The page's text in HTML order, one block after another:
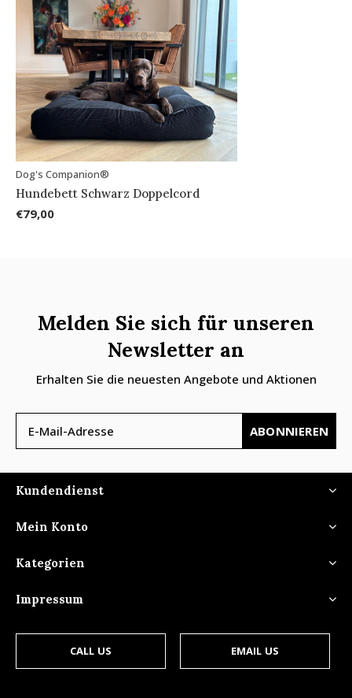
Dog's Companion®
Hundebett Schwarz Doppelcord
€79,00
Melden Sie sich für unseren
Newsletter an
Erhalten Sie die neuesten Angebote und Aktionen
ABONNIEREN
Kundendienst
Mein Konto
Kategorien
Impressum
CALL US EMAIL US